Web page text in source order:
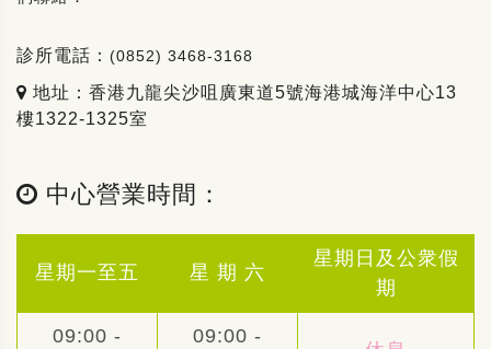
診所電話： (0852) 3468-3168
地址：香港九龍尖沙咀廣東道5號海港城海洋中心13
樓1322-1325室
中心營業時間：
星期一至五 星 期 六
星期日及公衆假
期
09:00 - 09:00 -